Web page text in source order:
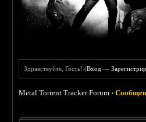
Здравствуйте, Гость! (Вход —
Metal Torrent Tracker Forum ›